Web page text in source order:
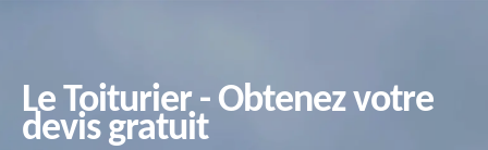
Le Toiturier - Obtenez votre
devis gratuit